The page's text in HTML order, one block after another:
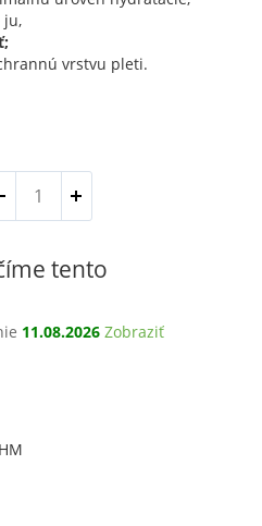
ju,
vrstvu pleti.
beauty-
riasami
tento
11.08.2026 Zobraziť